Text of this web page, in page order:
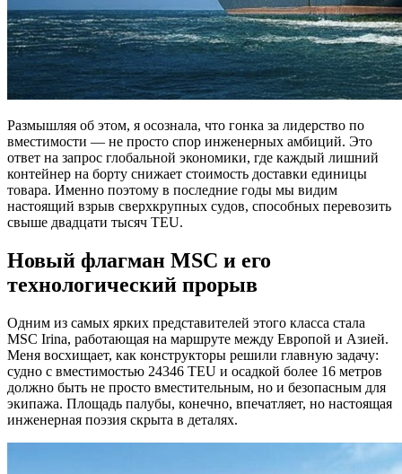
Размышляя об этом, я осознала, что гонка за лидерство по
вместимости — не просто спор инженерных амбиций. Это
ответ на запрос глобальной экономики, где каждый лишний
контейнер на борту снижает стоимость доставки единицы
товара. Именно поэтому в последние годы мы видим
настоящий взрыв сверхкрупных судов, способных перевозить
свыше двадцати тысяч TEU.
Новый флагман MSC и его
технологический прорыв
Одним из самых ярких представителей этого класса стала
MSC Irina, работающая на маршруте между Европой и Азией.
Меня восхищает, как конструкторы решили главную задачу:
судно с вместимостью 24346 TEU и осадкой более 16 метров
должно быть не просто вместительным, но и безопасным для
экипажа. Площадь палубы, конечно, впечатляет, но настоящая
инженерная поэзия скрыта в деталях.